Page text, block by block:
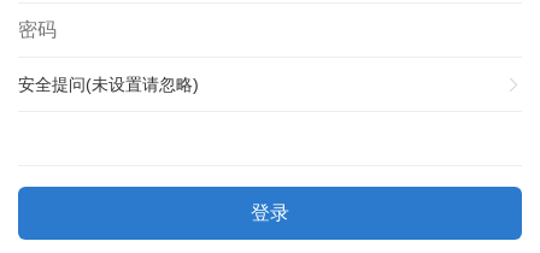
安全提问(未设置请忽略)
登录